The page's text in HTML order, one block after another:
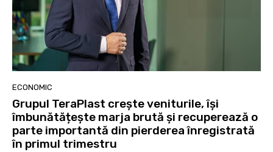
ECONOMIC
Grupul TeraPlast crește veniturile, își
îmbunătățește marja brută și recuperează o
parte importantă din pierderea înregistrată
în primul trimestru